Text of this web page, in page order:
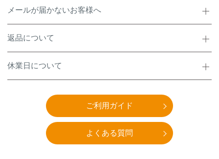
メールが届かないお客様へ
返品について
休業日について
ご利用ガイド
よくある質問